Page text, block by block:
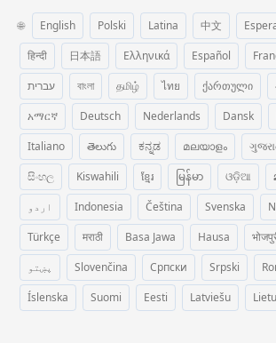
🌐 English Polski Latina 中文
हिन्दी
日本語 Ελληνικά Español
עברית
বাংলা தமிழ் ไทย ქართული
አማርኛ
Deutsch Nederlands Dansk
Italiano
తెలుగు ಕನ್ನಡ മലയാളം
සිංහල
Kiswahili ខ្មែរ မြန်မာ ଓଡ଼ିଆ
اردو
Indonesia Čeština Svenska
Türkçe
मराठी Basa Jawa Hausa
پښتو
Slovenčina Српски Srpski
Íslenska
Suomi Eesti Latviešu